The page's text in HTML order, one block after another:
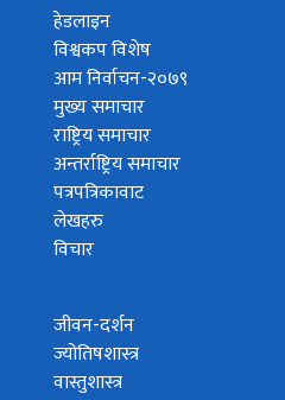
हेडलाइन
विश्वकप विशेष
आम निर्वाचन-२०७९
मुख्य समाचार
राष्ट्रिय समाचार
अन्तर्राष्ट्रिय समाचार
पत्रपत्रिकावाट
लेखहरु
विचार
जीवन-दर्शन
ज्योतिषशास्त्र
वास्तुशास्त्र